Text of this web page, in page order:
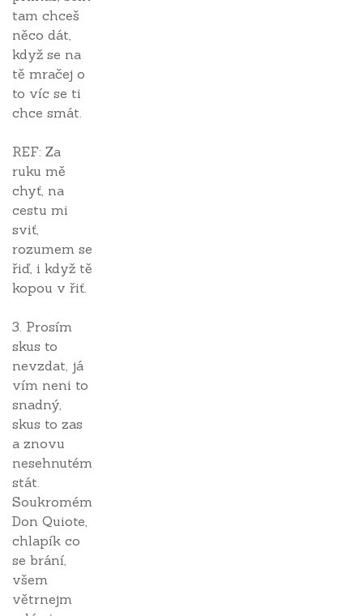
tam chceš
něco dát,
když se na
tě mračej o
to víc se ti
chce smát.
REF: Za
ruku mě
chyť, na
cestu mi
sviť,
rozumem se
řiď, i když tě
kopou v řiť.
3. Prosím
skus to
nevzdat, já
vím neni to
snadný,
skus to zas
a znovu
nesehnutém
stát.
Soukromém
Don Quiote,
chlapík co
se brání,
všem
větrnejm